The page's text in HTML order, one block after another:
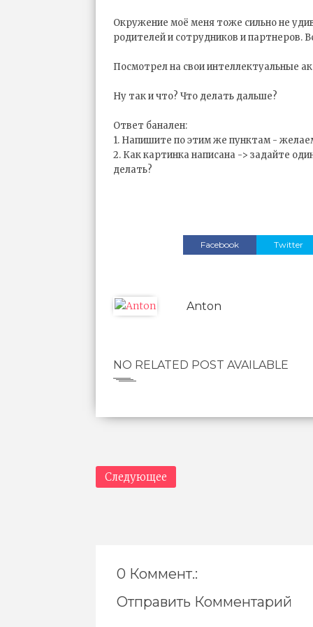
Окружение моё меня тоже сильно не
родителей и сотрудников и партнеров.
Посмотрел на свои интеллектуальные
Ну так и что? Что делать дальше?
Ответ банален:
1. Напишите по этим же пунктам -
2. Как картинка написана -> задайте
делать?
Facebook Twitter
Anton
NO RELATED POST AVAILABLE
Следующее
0 Коммент.:
Отправить Комментарий